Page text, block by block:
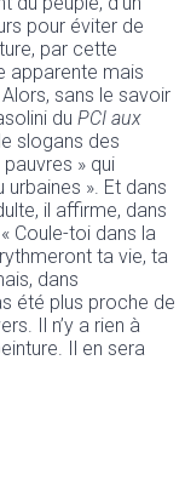
pour éviter de
par cette
apparente mais
sans le savoir
du PCI aux
slogans des
» qui
». Et dans
il affirme, dans
Coule-toi dans la
ta vie, ta
dans
été plus proche de
Il n’y a rien à
Il en sera